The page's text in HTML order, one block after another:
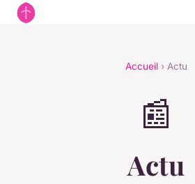
Accueil› Actu
📰
Actu